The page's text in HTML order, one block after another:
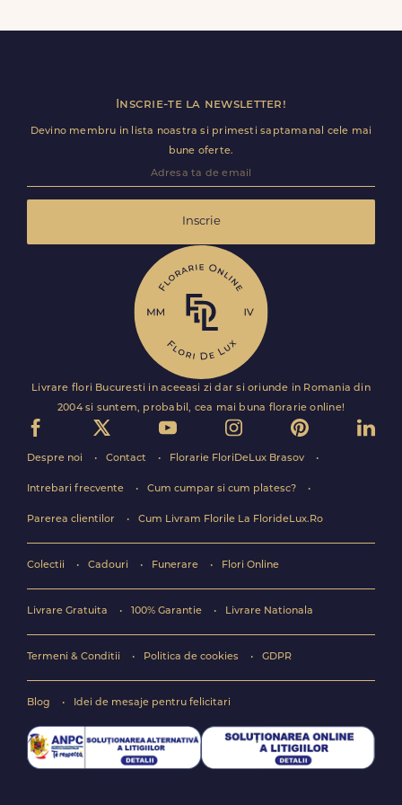
premium direct in cosul de cumparaturi.
Inscrie-te la newsletter!
Devino membru in lista noastra si primesti saptamanal cele mai
bune oferte.
Inscrie
Livrare flori Bucuresti in aceeasi zi dar si oriunde in Romania din
2004 si suntem, probabil, cea mai buna florarie online!
Despre noi Contact Florarie FloriDeLux Brasov
Intrebari frecvente Cum cumpar si cum platesc?
Parerea clientilor Cum Livram Florile La FlorideLux.Ro
Colectii Cadouri Funerare Flori Online
Livrare Gratuita 100% Garantie Livrare Nationala
Termeni & Conditii Politica de cookies GDPR
Blog Idei de mesaje pentru felicitari